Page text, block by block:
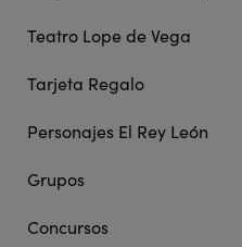
Teatro Lope de Vega
Tarjeta Regalo
Personajes El Rey León
Grupos
Concursos